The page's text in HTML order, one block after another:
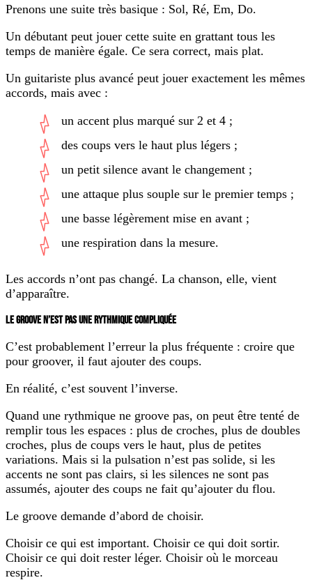
Prenons une suite très basique : Sol, Ré, Em, Do.
Un débutant peut jouer cette suite en grattant tous les
temps de manière égale. Ce sera correct, mais plat.
Un guitariste plus avancé peut jouer exactement les mêmes
accords, mais avec :
un accent plus marqué sur 2 et 4 ;
des coups vers le haut plus légers ;
un petit silence avant le changement ;
une attaque plus souple sur le premier temps ;
une basse légèrement mise en avant ;
une respiration dans la mesure.
Les accords n’ont pas changé. La chanson, elle, vient
d’apparaître.
LE GROOVE N’EST PAS UNE RYTHMIQUE COMPLIQUÉE
C’est probablement l’erreur la plus fréquente : croire que
pour groover, il faut ajouter des coups.
En réalité, c’est souvent l’inverse.
Quand une rythmique ne groove pas, on peut être tenté de
remplir tous les espaces : plus de croches, plus de doubles
croches, plus de coups vers le haut, plus de petites
variations. Mais si la pulsation n’est pas solide, si les
accents ne sont pas clairs, si les silences ne sont pas
assumés, ajouter des coups ne fait qu’ajouter du flou.
Le groove demande d’abord de choisir.
Choisir ce qui est important. Choisir ce qui doit sortir.
Choisir ce qui doit rester léger. Choisir où le morceau
respire.